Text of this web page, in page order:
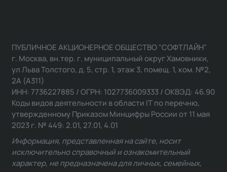
ПУБЛИЧНОЕ АКЦИОНЕРНОЕ ОБЩЕСТВО "СОФТЛАЙН"
г. Москва, вн.тер. г. муниципальный округ Хамовники,
ул Льва Толстого, д. 5, стр. 1, этаж 3, помещ. 1, ком. №2,
2А (А311)
ИНН: 7736227885 / ОГРН: 1027736009333 / ОКВЭД: 46.90
Коды видов деятельности в области IT по перечню,
утвержденному Приказом Минцифры России от 11 мая
2023 г. № 449: 2.01, 27.01, 4.01
Информация, представленная на сайте, носит
исключительно справочный и ознакомительный
характер, не предназначена для личных, семейных,